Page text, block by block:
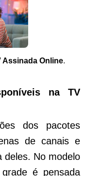
Assinada Online.
na TV
dos pacotes
de canais e
deles. No modelo
é pensada